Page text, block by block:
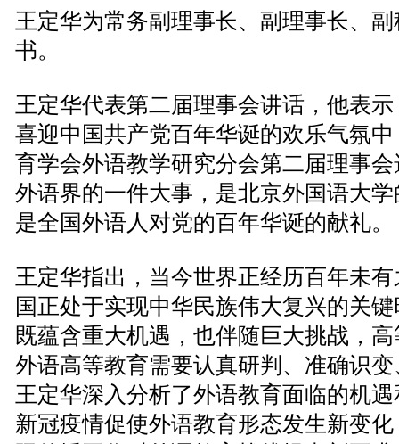
王定华为常务副理事长、副理事长、
书。
王定华代表第二届理事会讲话，他表
喜迎中国共产党百年华诞的欢乐气氛
育学会外语教学研究分会第二届理事
外语界的一件大事，是北京外国语大
是全国外语人对党的百年华诞的献礼。
王定华指出，当今世界正经历百年未
国正处于实现中华民族伟大复兴的关
既蕴含重大机遇，也伴随巨大挑战，
外语高等教育需要认真研判、准确识
王定华深入分析了外语教育面临的机
新冠疫情促使外语教育形态发生新变